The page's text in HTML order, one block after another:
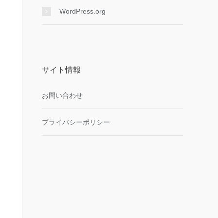
WordPress.org
サイト情報
お問い合わせ
プライバシーポリシー